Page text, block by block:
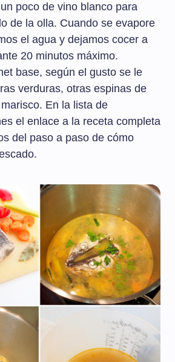
poco de vino blanco para
de la olla. Cuando se evapore
el agua y dejamos cocer a
20 minutos máximo.
base, según el gusto se le
verduras, otras espinas de
En la lista de
el enlace a la receta completa
del paso a paso de cómo